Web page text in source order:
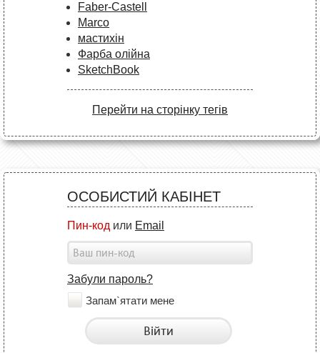
Faber-Castell
Marco
мастихін
Фарба олійна
SketchBook
Перейти на сторінку тегів
ОСОБИСТИЙ КАБІНЕТ
Пин-код или Email
Забули пароль?
Запам`ятати мене
Війти